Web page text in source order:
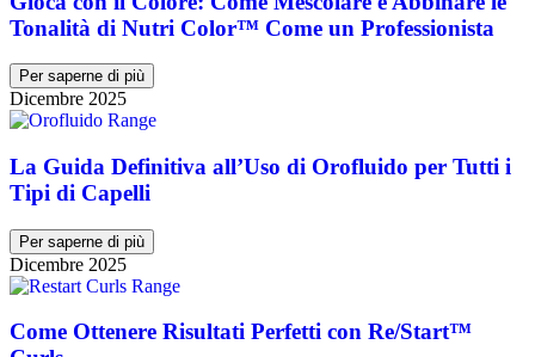
Tonalità di Nutri Color™ Come un Professionista
Per saperne di più
Dicembre 2025
La Guida Definitiva all’Uso di Orofluido per Tutti i
Tipi di Capelli
Per saperne di più
Dicembre 2025
Come Ottenere Risultati Perfetti con Re/Start™